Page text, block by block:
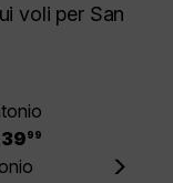
voli per San
99